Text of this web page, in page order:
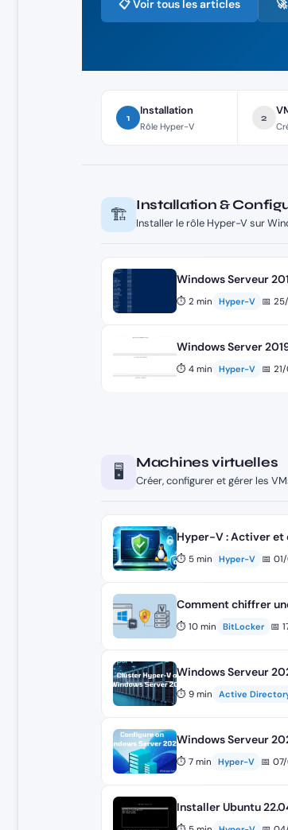
📋 Voir tous les articles
1
Installation
Rôle Hyper-V
2
🏗️ Installation &
Installer le rôle Hyper-V sur
Windows Serveur
⏱ 2 min Hyper-V 📅
Windows Server
⏱ 4 min Hyper-V 📅
🖥️ Machines virtuelles
Créer, configurer et gérer les
Hyper-V : Activer et
⏱ 5 min Hyper-V 📅
Comment chiffrer
⏱ 10 min BitLocker 📅
Windows Serveur
⏱ 9 min Active
Windows Serveur
⏱ 7 min Hyper-V 📅
Installer Ubuntu